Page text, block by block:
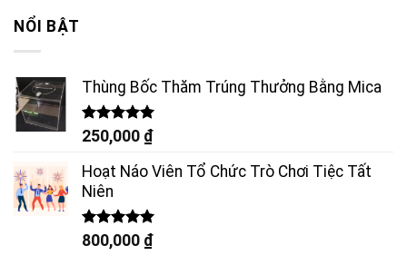
NỔI BẬT
Thùng Bốc Thăm Trúng Thưởng Bằng Mica
Được xếp
hạng
5 sao
250,000 ₫
Hoạt Náo Viên Tổ Chức Trò Chơi Tiệc Tất
Niên
Được xếp
hạng
800,000 ₫